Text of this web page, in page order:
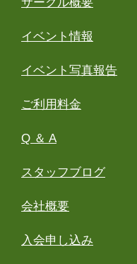
イベント情報
イベント写真報告
ご利用料金
Q ＆ A
スタッフブログ
会社概要
入会申し込み